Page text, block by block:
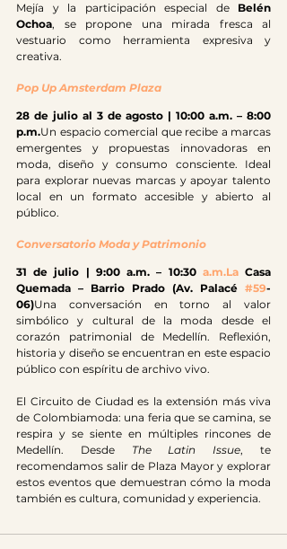
Mejía y la participación especial de Belén
Ochoa, se propone una mirada fresca al
vestuario como herramienta expresiva y
creativa.
Pop Up Amsterdam Plaza
28 de julio al 3 de agosto | 10:00 a.m. – 8:00
p.m.Un espacio comercial que recibe a marcas
emergentes y propuestas innovadoras en
moda, diseño y consumo consciente. Ideal
para explorar nuevas marcas y apoyar talento
local en un formato accesible y abierto al
público.
Conversatorio Moda y Patrimonio
31 de julio | 9:00 a.m. – 10:30 a.m.La Casa
Quemada – Barrio Prado (Av. Palacé #59-
06)Una conversación en torno al valor
simbólico y cultural de la moda desde el
corazón patrimonial de Medellín. Reflexión,
historia y diseño se encuentran en este espacio
público con espíritu de archivo vivo.
El Circuito de Ciudad es la extensión más viva
de Colombiamoda: una feria que se camina, se
respira y se siente en múltiples rincones de
Medellín. Desde The Latin Issue, te
recomendamos salir de Plaza Mayor y explorar
estos eventos que demuestran cómo la moda
también es cultura, comunidad y experiencia.